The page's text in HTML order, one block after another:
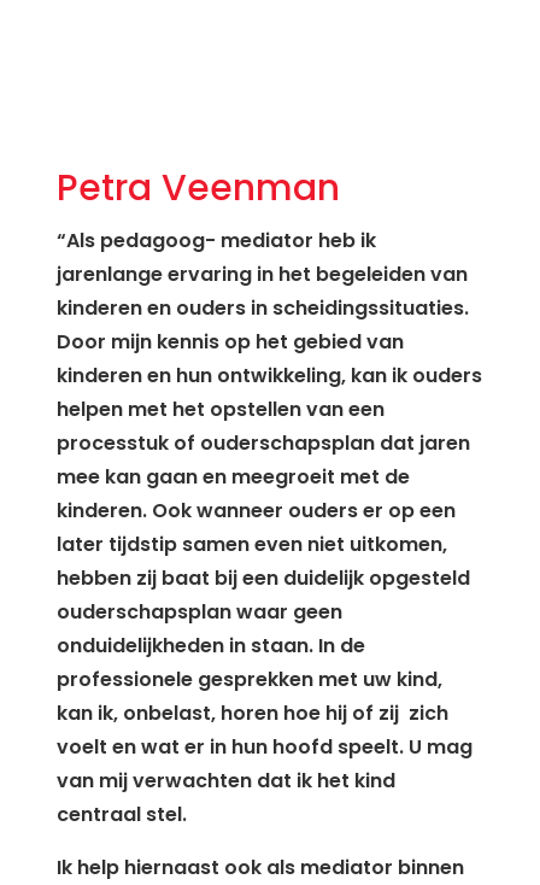
Petra Veenman
“Als pedagoog- mediator heb ik
jarenlange ervaring in het begeleiden van
kinderen en ouders in scheidingssituaties.
Door mijn kennis op het gebied van
kinderen en hun ontwikkeling, kan ik ouders
helpen met het opstellen van een
processtuk of ouderschapsplan dat jaren
mee kan gaan en meegroeit met de
kinderen. Ook wanneer ouders er op een
later tijdstip samen even niet uitkomen,
hebben zij baat bij een duidelijk opgesteld
ouderschapsplan waar geen
onduidelijkheden in staan. In de
professionele gesprekken met uw kind,
kan ik, onbelast, horen hoe hij of zij zich
voelt en wat er in hun hoofd speelt. U mag
van mij verwachten dat ik het kind
centraal stel.
Ik help hiernaast ook als mediator binnen